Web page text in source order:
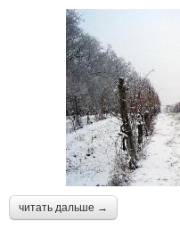
читать дальше →